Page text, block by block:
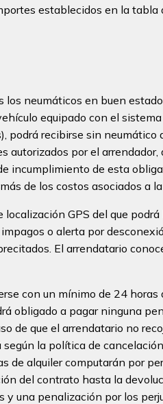
establecidos en la tabla
neumáticos en buen
equipado con el
podrá recibirse sin
autorizados por el
incumplimiento de esta
de los costos asociados a
GPS del que
o alerta por
El arrendatario
con un mínimo de 24
obligado a pagar ninguna
de que el arrendatario no
la política de
de alquiler computarán por
del contrato hasta la
y una penalización por los